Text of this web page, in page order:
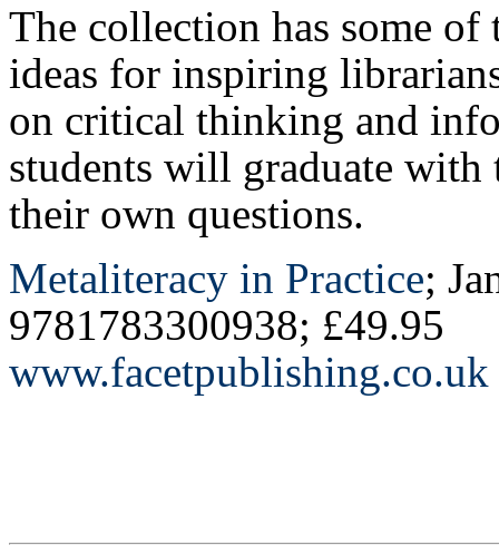
The collection has some
ideas for inspiring
on critical thinking and
students will graduate
their own questions.
Metaliteracy in Practice;
9781783300938; £49.95
www.facetpublishing.co.uk